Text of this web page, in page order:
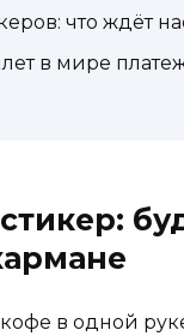
что ждёт
в мире
в одной